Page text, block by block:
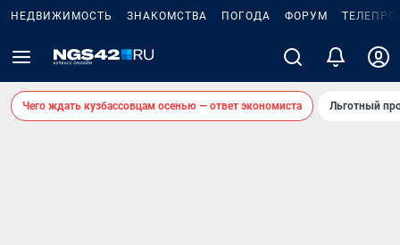
НЕДВИЖИМОСТЬ ЗНАКОМСТВА ПОГОДА ФОРУМ
Чего ждать кузбассовцам осенью — ответ экономиста Льготный